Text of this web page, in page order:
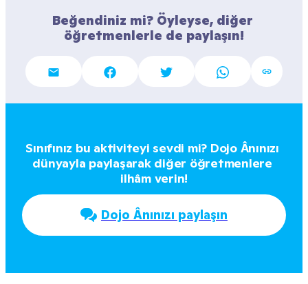
Beğendiniz mi? Öyleyse, diğer
öğretmenlerle de paylaşın!
Sınıfınız bu aktiviteyi sevdi mi? Dojo Ânınızı
dünyayla paylaşarak diğer öğretmenlere
ilhâm verin!
Dojo Ânınızı paylaşın